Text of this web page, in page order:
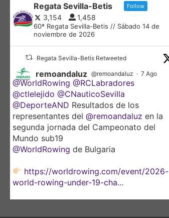
Regata Sevilla-Betis Follow
3,154 1,458
60ª Regata Sevilla-Betis // Sábado 14 de
noviembre de 2026
Regata Sevilla-Betis Retweeted
remoandaluz @remoandaluz · 7 Ago
@WorldRowing @RCLabradores
@ctlelejido @CNauticoSevilla
@DeporteAND Resultados de los
representantes del @remoandaluz en la
segunda jornada del Campeonato del
Mundo sub19
@WorldRowing de Bulgaria
https://worldrowing.com/event/2026-
world-rowing-under-19-cha...
@CNauticoSevilla